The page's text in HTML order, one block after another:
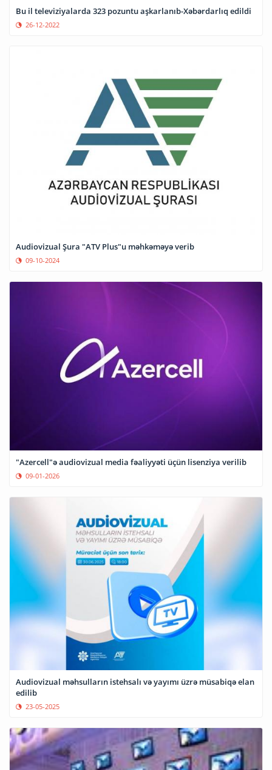
Bu il televiziyalarda 323 pozuntu aşkarlanıb-Xəbərdarlıq edildi
26-12-2022
Audiovizual Şura "ATV Plus"u məhkəməyə verib
09-10-2024
"Azercell"ə audiovizual media fəaliyyəti üçün lisenziya verilib
09-01-2026
Audiovizual məhsulların istehsalı və yayımı üzrə müsabiqə elan
edilib
23-05-2025